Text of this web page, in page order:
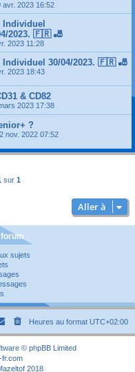
avr. 2023 16:52
2023. 🇫🇷 🎳
2023 11:28
30/04/2023. 🇫🇷 🎳
2023 18:43
& CD82
2023 17:38
?
nov. 2022 07:52
sur 1
Aller à
sujets
Heures au format UTC+02:00
© phpBB Limited
fr.com
2018